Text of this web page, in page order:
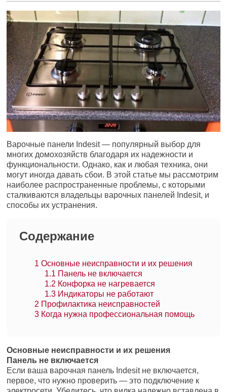
Варочные панели Indesit — популярный выбор для
многих домохозяйств благодаря их надежности и
функциональности. Однако, как и любая техника, они
могут иногда давать сбои. В этой статье мы рассмотрим
наиболее распространенные проблемы, с которыми
сталкиваются владельцы варочных панелей Indesit, и
способы их устранения.
Содержание
1 Основные неисправности и их решения
1.1 Панель не включается
1.2 Конфорка не нагревается
1.3 Индикаторы не работают
2 Профилактика неисправностей
3 Когда нужна профессиональная помощь
Основные неисправности и их решения
Панель не включается
Если ваша варочная панель Indesit не включается,
первое, что нужно проверить — это подключение к